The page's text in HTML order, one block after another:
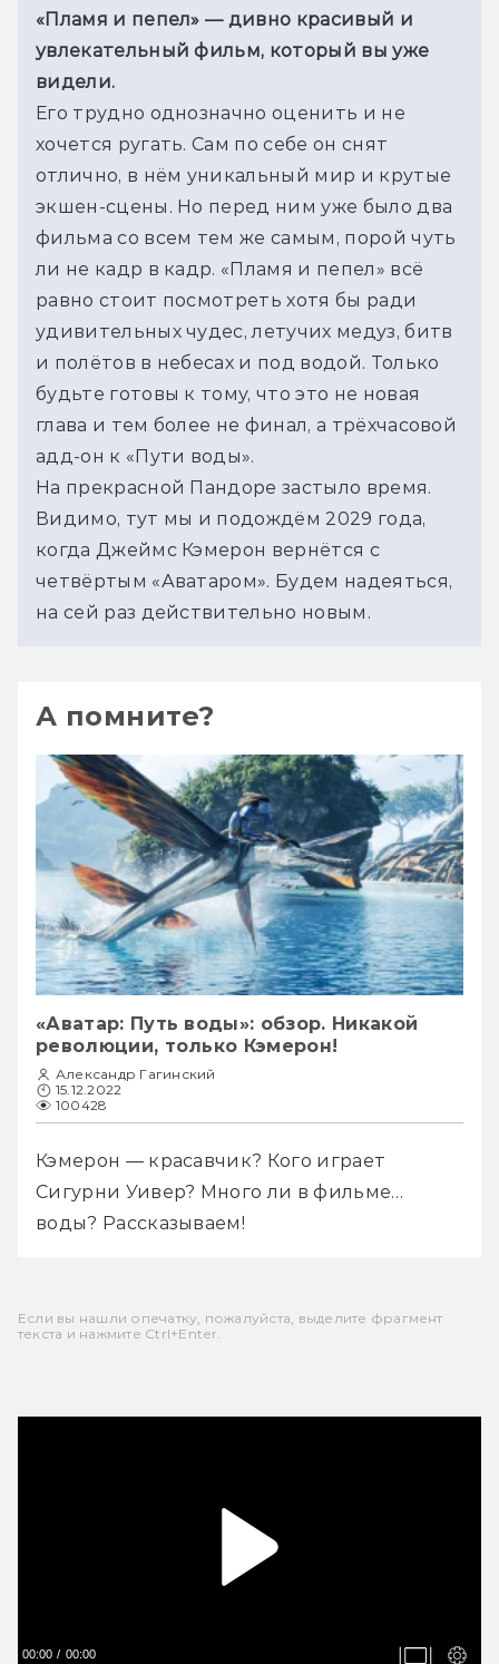
«Пламя и пепел» — дивно красивый и
увлекательный фильм, который вы уже
видели.
Его трудно однозначно оценить и не
хочется ругать. Сам по себе он снят
отлично, в нём уникальный мир и крутые
экшен-сцены. Но перед ним уже было два
фильма со всем тем же самым, порой чуть
ли не кадр в кадр. «Пламя и пепел» всё
равно стоит посмотреть хотя бы ради
удивительных чудес, летучих медуз, битв
и полётов в небесах и под водой. Только
будьте готовы к тому, что это не новая
глава и тем более не финал, а трёхчасовой
адд-он к «Пути воды».
На прекрасной Пандоре застыло время.
Видимо, тут мы и подождём 2029 года,
когда Джеймс Кэмерон вернётся с
четвёртым «Аватаром». Будем надеяться,
на сей раз действительно новым.
А помните?
«Аватар: Путь воды»: обзор. Никакой
революции, только Кэмерон!
Александр Гагинский
15.12.2022
100428
Кэмерон — красавчик? Кого играет
Сигурни Уивер? Много ли в фильме…
воды? Рассказываем!
Если вы нашли опечатку, пожалуйста, выделите фрагмент
текста и нажмите Ctrl+Enter.
00:00 00:00